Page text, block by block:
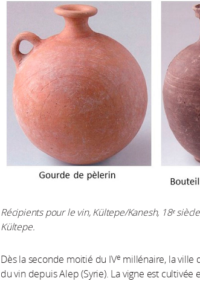
Récipients pour le vin, Kültepe/Kanesh, 18ᵉ
Kültepe.
Dès la seconde moitié du IVe millénaire, la ville
du vin depuis Alep (Syrie). La vigne est